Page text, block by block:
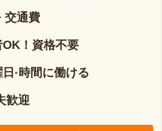
交通費
！資格不要
·時間に働ける
歓迎